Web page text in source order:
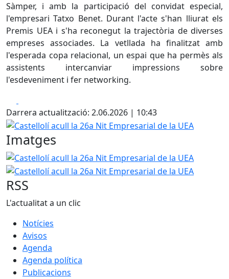
Sàmper, i amb la participació del convidat especial,
l'empresari Tatxo Benet. Durant l'acte s'han lliurat els
Premis UEA i s'ha reconegut la trajectòria de diverses
empreses associades. La vetllada ha finalitzat amb
l'esperada copa relacional, un espai que ha permès als
assistents intercanviar impressions sobre
l'esdeveniment i fer networking.
Darrera actualització: 2.06.2026 | 10:43
Castellolí acull la 26a Nit Empresarial de la UEA
Imatges
Castellolí acull la 26a Nit Empresarial de la UEA
RSS
L'actualitat a un clic
Notícies
Avisos
Agenda
Agenda política
Publicacions